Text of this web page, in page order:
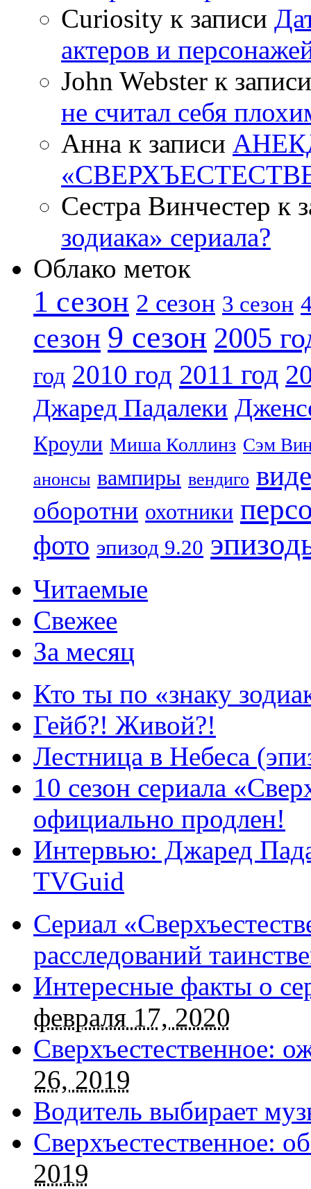
Curiosity к записи
актеров и
John Webster к
не считал себя
Анна к записи
Сестра Винчестер к
зодиака» сериала?
Облако меток
1 сезон 2 сезон 3 сезон
сезон 9 сезон 2005
год 2010 год 2011 год
Джаред Падалеки
Кроули Миша Коллинз Сэм
анонсы вампиры вендиго
оборотни охотники
фото эпизод 9.20
Читаемые
Свежее
За месяц
Кто ты по «знаку
Гейб?! Живой?!
Лестница в Небеса
10 сезон сериала
официально продлен!
Интервью: Джаред
TVGuid
Сериал
расследований
Интересные факты о
февраля 17, 2020
Сверхъестественное:
26, 2019
Водитель выбирает
Сверхъестественное:
2019